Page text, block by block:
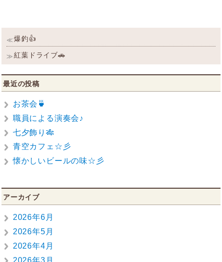
投
稿
ナ
ビ
ゲ
ー
シ
ョ
ン
≪
過
去
の
投
爆釣👍
≫
次
の
稿:
紅葉ドライブ🚗
最近の投稿
お茶会🍵
職員による演奏会♪
七夕飾り🎋
青空カフェ☆彡
懐かしいビールの味☆彡
アーカイブ
2026年6月
2026年5月
2026年4月
2026年3月